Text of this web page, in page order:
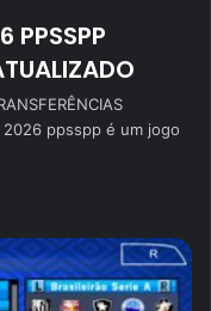
PPSSPP
ppsspp é um jogo